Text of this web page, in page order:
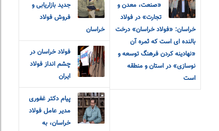
«صنعت، معدن و
تجارت» در فولاد
خراسان: «فولاد خراسان» درخت
بالنده ای است که ثمره آن
«نهادینه کردن فرهنگ توسعه و
نوسازی» در استان و منطقه
است
جدید بازاریابی و
فروش فولاد
خراسان
فولاد خراسان در
چشم انداز فولاد
ایران
پیام دکتر غفوری
مدیر عامل فولاد
خراسان، به